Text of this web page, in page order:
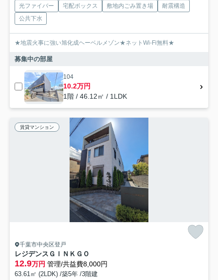
光ファイバー 宅配ボックス 敷地内ごみ置き場
耐震構造
公共下水
★地震火事に強い旭化成ヘーベルメゾン★ネットWi-Fi無料★
募集中の部屋
104
10.2万円
1階 / 46.12㎡ / 1LDK
賃貸マンション
千葉市中央区登戸
レジデンスＧＩＮＫＧＯ
12.9万円 管理/共益費8,000円
63.61㎡ (2LDK) /築5年 /3階建